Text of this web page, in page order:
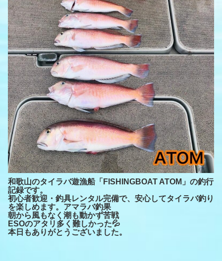
和歌山のタイラバ遊漁船「FISHINGBOAT ATOM」の釣行
記録です。
初心者歓迎・釣具レンタル完備で、安心してタイラバ釣り
を楽しめます。アマラバ釣果
朝から風もなく潮も動かず苦戦
ESOのアタリ多く難しかった💦
本日もありがとうございました。